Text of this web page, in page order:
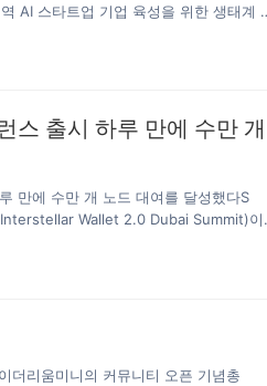
AI 스타트업 기업 육성을 위한 생태계
지회(지회장 신형섭)는 11일 오후 5시 수
는 현실에서 스타트업들의 물리적, 심리
있다. 분사무소 개소로 디라이트는 전국
스 출시 하루 만에 수만 개
만에 수만 개 노드 대여를 달성했다S
Wallet 2.0 Dubai Summit)이
의 명망 있는 언론 매체와 투자 기관,
했다. 플랜플래시는 서밋 이후 전 세계
더리움미니의 커뮤니티 오픈 기념총